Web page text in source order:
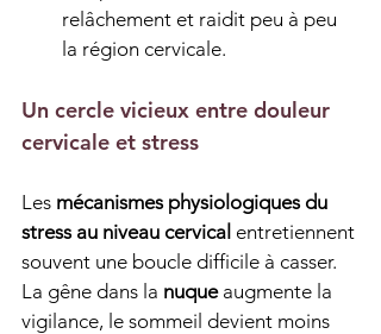
relâchement et raidit peu à peu
la région cervicale.
Un cercle vicieux entre douleur
cervicale et stress
Les mécanismes physiologiques du
stress au niveau cervical entretiennent
souvent une boucle difficile à casser.
La gêne dans la nuque augmente la
vigilance, le sommeil devient moins